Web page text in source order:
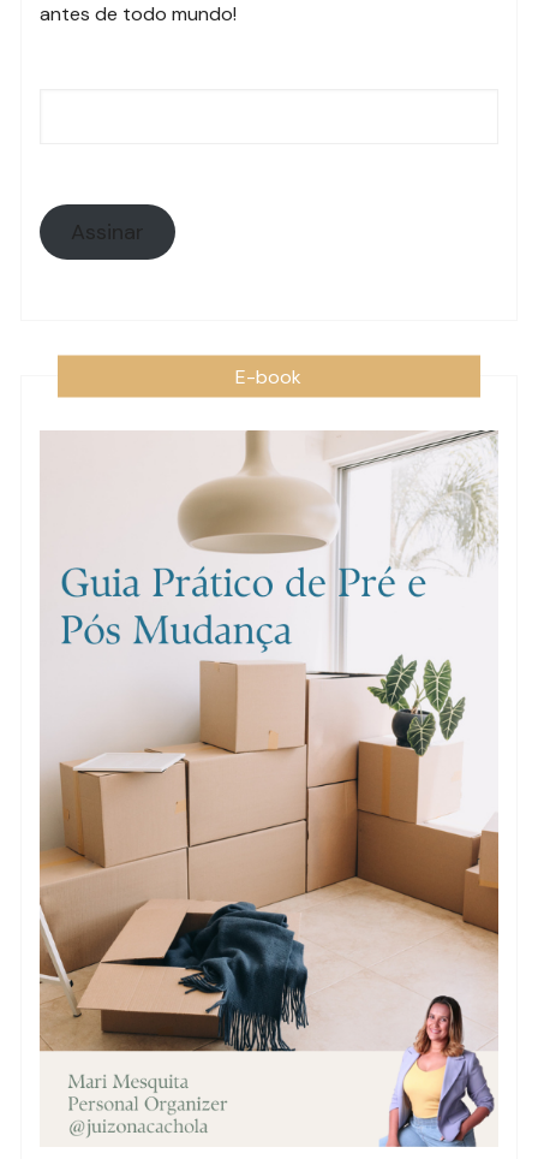
antes de todo mundo!
Assinar
E-book